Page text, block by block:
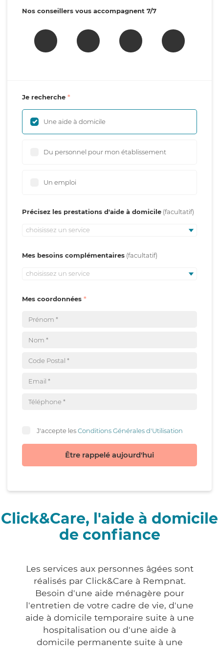
Nos conseillers vous accompagnent 7/7
Je recherche
Une aide à domicile
Du personnel pour mon établissement
Un emploi
Précisez les prestations d'aide à domicile
choisissez un service
Mes besoins complémentaires
choisissez un service
Mes coordonnées
J'accepte lesConditions Générales d'Utilisation
Être rappelé aujourd'hui
Click&Care, l'aide à domicile
de confiance
Les services aux personnes âgées sont
réalisés par Click&Care à Rempnat.
Besoin d'une aide ménagère pour
l'entretien de votre cadre de vie, d'une
aide à domicile temporaire suite à une
hospitalisation ou d'une aide à
domicile permanente suite à une